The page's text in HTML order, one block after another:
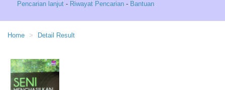
Pencarian lanjut - Riwayat Pencarian - Bantuan
Home Detail Result